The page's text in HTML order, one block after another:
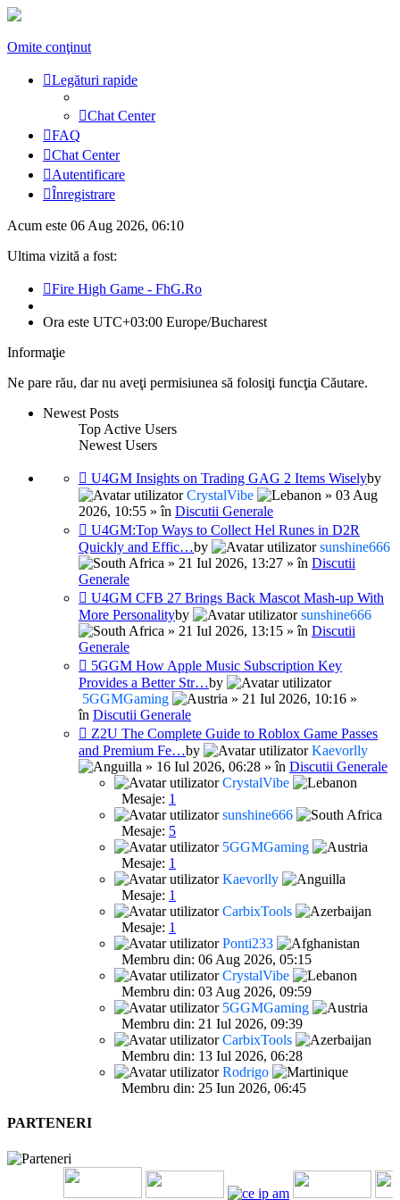
Omite conţinut
Legături rapide
Chat Center
FAQ
Chat Center
Autentificare
Înregistrare
Acum este 06 Aug 2026, 06:10
Ultima vizită a fost:
Fire High Game - FhG.Ro
Ora este UTC+03:00 Europe/Bucharest
Informaţie
Ne pare rău, dar nu aveţi permisiunea să folosiţi funcţia Căutare.
Newest Posts
Top Active Users
Newest Users
U4GM Insights on Trading GAG 2 Items Wiselyby
CrystalVibe
» 03 Aug
2026, 10:55 » în Discutii Generale
U4GM:Top Ways to Collect Hel Runes in D2R
Quickly and Effic…by
sunshine666
» 21 Iul 2026, 13:27 » în Discutii
Generale
U4GM CFB 27 Brings Back Mascot Mash-up With
More Personalityby
sunshine666
» 21 Iul 2026, 13:15 » în Discutii
Generale
5GGM How Apple Music Subscription Key
Provides a Better Str…by
5GGMGaming
» 21 Iul 2026, 10:16 »
în Discutii Generale
Z2U The Complete Guide to Roblox Game Passes
and Premium Fe…by
Kaevorlly
» 16 Iul 2026, 06:28 » în Discutii Generale
CrystalVibe
Mesaje: 1
sunshine666
Mesaje: 5
5GGMGaming
Mesaje: 1
Kaevorlly
Mesaje: 1
CarbixTools
Mesaje: 1
Ponti233
Membru din: 06 Aug 2026, 05:15
CrystalVibe
Membru din: 03 Aug 2026, 09:59
5GGMGaming
Membru din: 21 Iul 2026, 09:39
CarbixTools
Membru din: 13 Iul 2026, 06:28
Rodrigo
Membru din: 25 Iun 2026, 06:45
PARTENERI